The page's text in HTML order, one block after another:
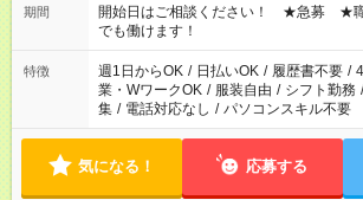
ん ※法令に基づき、週20時間以上勤務は
となります ※労働者派遣法（日雇い派遣
短時間・短期間の就業はご案内が難しい
期間
開始日はご相談ください！ ★急募 ★職
でも働けます！
特徴 週1日からOK / 日払いOK / 履歴書不要 /
業・WワークOK / 服装自由 / シフト勤務 /
集 / 電話対応なし / パソコンスキル不要
気になる！ 応募する